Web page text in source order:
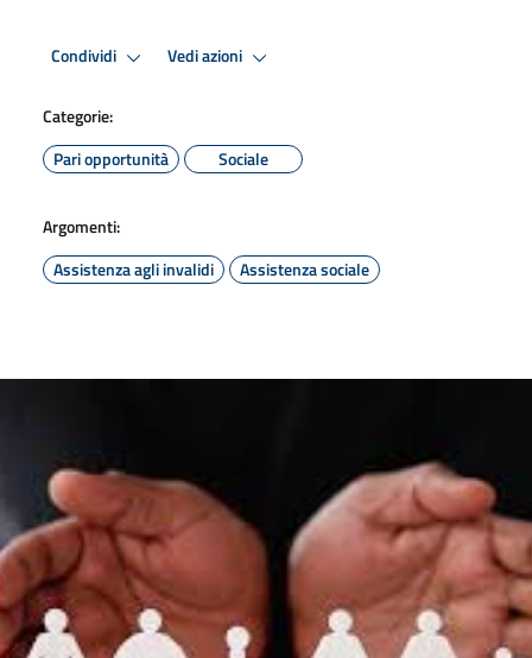
Condividi Vedi azioni
Categorie:
Pari opportunità
Sociale
Argomenti:
Assistenza agli invalidi
Assistenza sociale